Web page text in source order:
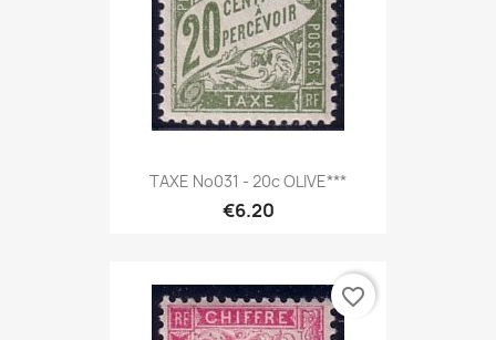
TAXE No031 - 20c OLIVE***
€6.20
favorite_border